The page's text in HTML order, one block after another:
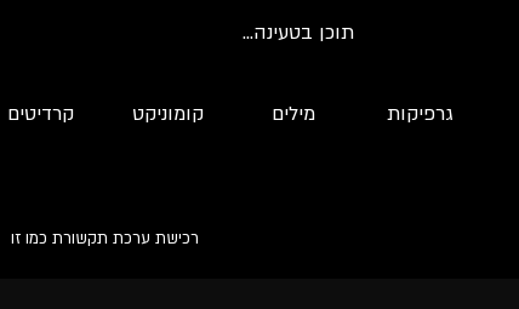
תוכן בטעינה...
גרפיקות מילים קומוניקט קרדיטים
רכישת ערכת תקשורת כמו זו